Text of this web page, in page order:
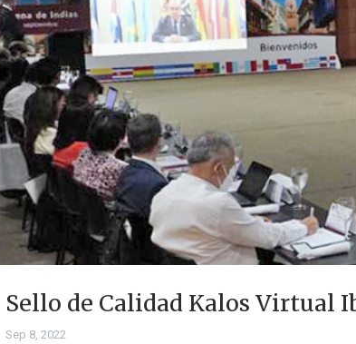
Sello de Calidad Kalos Virtual
Sep 8, 2022